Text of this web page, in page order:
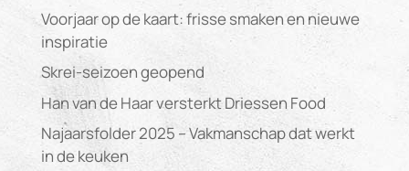
Voorjaar op de kaart: frisse smaken en nieuwe
inspiratie
Skrei-seizoen geopend
Han van de Haar versterkt Driessen Food
Najaarsfolder 2025 – Vakmanschap dat werkt
in de keuken